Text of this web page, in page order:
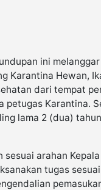
ini
Karantina Hewan,
dari tempat
petugas Karantina.
lama 2 (dua)
sesuai arahan
tugas